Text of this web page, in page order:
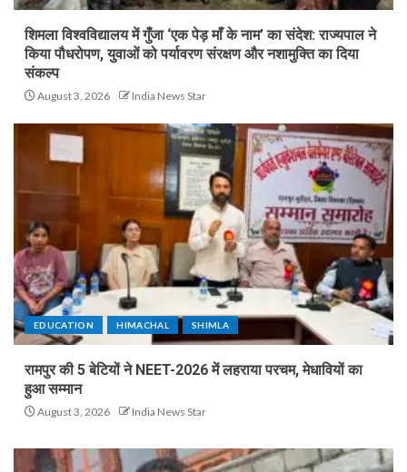
शिमला विश्वविद्यालय में गुँजा ‘एक पेड़ माँ के नाम’ का संदेश: राज्यपाल ने
किया पौधरोपण, युवाओं को पर्यावरण संरक्षण और नशामुक्ति का दिया
संकल्प
August 3, 2026 India News Star
EDUCATION HIMACHAL SHIMLA
रामपुर की 5 बेटियों ने NEET-2026 में लहराया परचम, मेधावियों का
हुआ सम्मान
August 3, 2026 India News Star